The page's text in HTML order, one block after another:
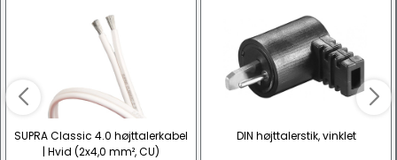
SUPRA Classic 4.0 højttalerkabel
| Hvid (2x4,0 mm², CU)
DIN højttalerstik, vinklet